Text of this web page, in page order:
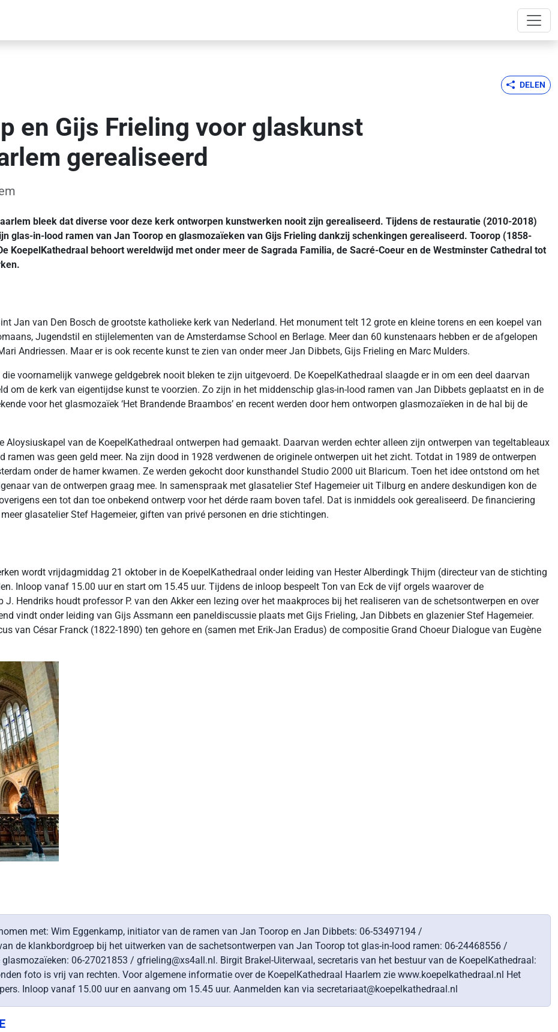
DELEN
en Gijs Frieling voor glaskunst
gerealiseerd
bleek dat diverse voor deze kerk ontworpen kunstwerken nooit zijn gerealiseerd. Tijdens de restauratie (2010-2018)
glas-in-lood ramen van Jan Toorop en glasmozaïeken van Gijs Frieling dankzij schenkingen gerealiseerd. Toorop (1858-
KoepelKathedraal behoort wereldwijd met onder meer de Sagrada Familia, de Sacré-Coeur en de Westminster Cathedral tot
Jan van Den Bosch de grootste katholieke kerk van Nederland. Het monument telt 12 grote en kleine torens en een koepel van
Jugendstil en stijlelementen van de Amsterdamse School en Berlage. Meer dan 60 kunstenaars hebben er de afgelopen
Andriessen. Maar er is ook recente kunst te zien van onder meer Jan Dibbets, Gijs Frieling en Marc Mulders.
voornamelijk vanwege geldgebrek nooit bleken te zijn uitgevoerd. De KoepelKathedraal slaagde er in om een deel daarvan
om de kerk van eigentijdse kunst te voorzien. Zo zijn in het middenschip glas-in-lood ramen van Jan Dibbets geplaatst en in de
voor het glasmozaïek ‘Het Brandende Braambos’ en recent werden door hem ontworpen glasmozaïeken in de hal bij de
Aloysiuskapel van de KoepelKathedraal ontwerpen had gemaakt. Daarvan werden echter alleen zijn ontwerpen van tegeltableaux
ramen was geen geld meer. Na zijn dood in 1928 verdwenen de originele ontwerpen uit het zicht. Totdat in 1989 de ontwerpen
onder de hamer kwamen. Ze werden gekocht door kunsthandel Studio 2000 uit Blaricum. Toen het idee ontstond om het
van de ontwerpen graag mee. In samenspraak met glasatelier Stef Hagemeier uit Tilburg en andere deskundigen kon de
een tot dan toe onbekend ontwerp voor het dérde raam boven tafel. Dat is inmiddels ook gerealiseerd. De financiering
glasatelier Stef Hagemeier, giften van privé personen en drie stichtingen.
wordt vrijdagmiddag 21 oktober in de KoepelKathedraal onder leiding van Hester Alberdingk Thijm (directeur van de stichting
Inloop vanaf 15.00 uur en start om 15.45 uur. Tijdens de inloop bespeelt Ton van Eck de vijf orgels waarover de
Hendriks houdt professor P. van den Akker een lezing over het maakproces bij het realiseren van de schetsontwerpen en over
vindt onder leiding van Gijs Assmann een paneldiscussie plaats met Gijs Frieling, Jan Dibbets en glazenier Stef Hagemeier.
van César Franck (1822-1890) ten gehore en (samen met Erik-Jan Eradus) de compositie Grand Choeur Dialogue van Eugène
met: Wim Eggenkamp, initiator van de ramen van Jan Toorop en Jan Dibbets: 06-53497194 /
de klankbordgroep bij het uitwerken van de sachetsontwerpen van Jan Toorop tot glas-in-lood ramen: 06-24468556 /
06-27021853 / gfrieling@xs4all.nl. Birgit Brakel-Uiterwaal, secretaris van het bestuur van de KoepelKathedraal:
foto is vrij van rechten. Voor algemene informatie over de KoepelKathedraal Haarlem zie www.koepelkathedraal.nl Het
Inloop vanaf 15.00 uur en aanvang om 15.45 uur. Aanmelden kan via secretariaat@koepelkathedraal.nl